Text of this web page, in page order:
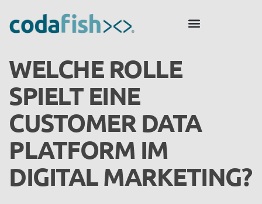
WELCHE ROLLE
SPIELT EINE
CUSTOMER DATA
PLATFORM IM
DIGITAL MARKETING?